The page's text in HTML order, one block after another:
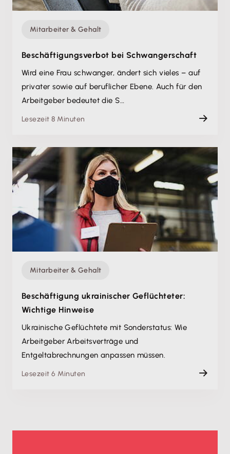
Mitarbeiter & Gehalt
Beschäftigungsverbot bei Schwangerschaft
Wird eine Frau schwanger, ändert sich vieles – auf
privater sowie auf beruflicher Ebene. Auch für den
Arbeitgeber bedeutet die S…
Lesezeit 8 Minuten
Mitarbeiter & Gehalt
Beschäftigung ukrainischer Geflüchteter:
Wichtige Hinweise
Ukrainische Geflüchtete mit Sonderstatus: Wie
Arbeitgeber Arbeitsverträge und
Entgeltabrechnungen anpassen müssen.
Lesezeit 6 Minuten